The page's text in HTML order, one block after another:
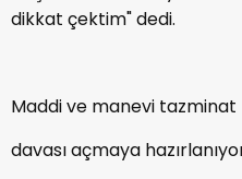
dikkat çektim" dedi.
Maddi ve manevi tazminat
davası açmaya